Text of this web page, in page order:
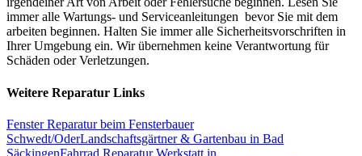
immer alle Wartungs- und Serviceanleitungen bevor Sie mit dem
arbeiten beginnen. Halten Sie immer alle Sicherheitsvorschriften in
Ihrer Umgebung ein. Wir übernehmen keine Verantwortung für
Schäden oder Verletzungen.
Weitere Reparatur Links
Fenster Reparatur beim Fensterbauer
Schwedt/OderLandschaftsgärtner & Gartenbau in Bad
SäckingenFahrrad Reparatur Werkstatt in